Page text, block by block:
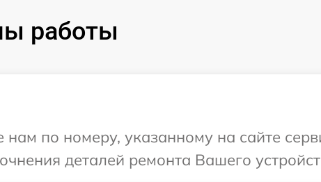
работы
по номеру, указанному на сайте
деталей ремонта Вашего